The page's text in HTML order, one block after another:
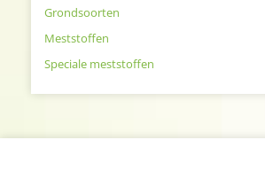
Grondsoorten
Meststoffen
Speciale meststoffen